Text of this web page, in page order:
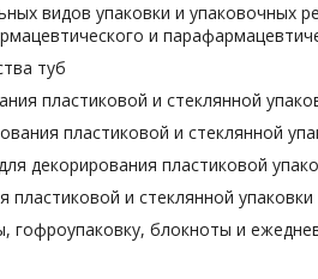
видов упаковки и упаковочных
и
туб
пластиковой и стеклянной
пластиковой и стеклянной
декорирования пластиковой
и стеклянной упаковки
гофроупаковку, блокноты и